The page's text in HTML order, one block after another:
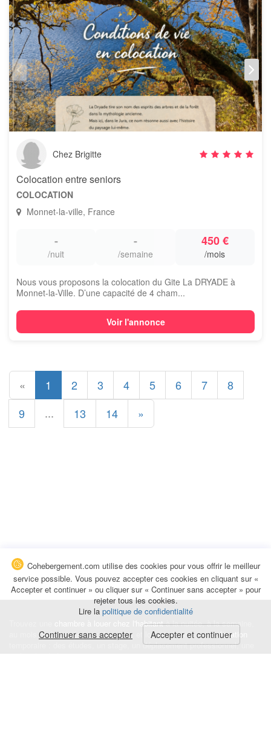
Chez Brigitte
Colocation entre seniors
COLOCATION
Monnet-la-ville, France
-
/nuit
-
/semaine
450 €
/mois
Nous vous proposons la colocation du Gite La DRYADE à
Monnet-la-Ville. D’une capacité de 4 cham...
Voir l'annonce
« 1 2 3 4 5 6 7
8
9
... 13 14 »
chambre à louer chez l'habitantà la nuitée, à la semaine,
au mois ou à l'année pour de courts et longs séjours, unecolocation
temporaire : des études, un stage, un déplacement professionnel, une
Cohebergement.com utilise des cookies pour vous offrir le meilleur
service possible. Vous pouvez accepter ces cookies en cliquant sur «
Accepter et continuer » ou cliquer sur « Continuer sans accepter » pour
rejeter tous les cookies.
Lire la politique de confidentialité
Continuer sans accepter Accepter et continuer